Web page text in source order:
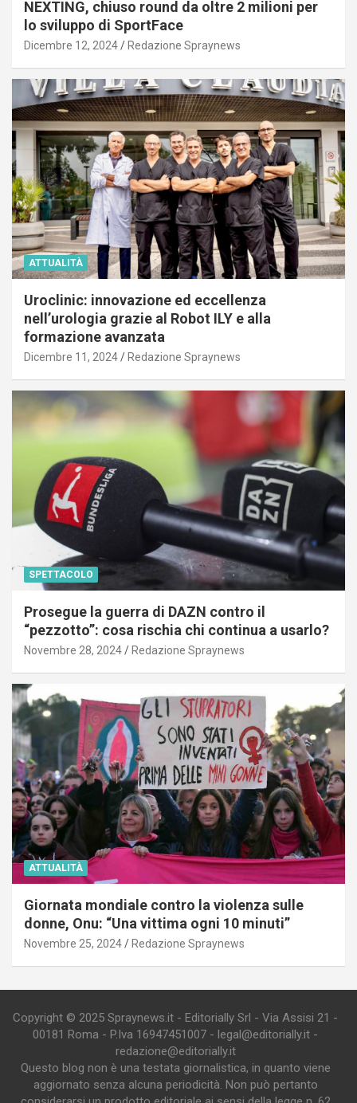
NEXTING, chiuso round da oltre 2 milioni per
lo sviluppo di SportFace
Dicembre 12, 2024 Redazione Spraynews
ATTUALITÀ
Uroclinic: innovazione ed eccellenza
nell’urologia grazie al Robot ILY e alla
formazione avanzata
Dicembre 11, 2024 Redazione Spraynews
SPETTACOLO
Prosegue la guerra di DAZN contro il
“pezzotto”: cosa rischia chi continua a usarlo?
Novembre 28, 2024 Redazione Spraynews
ATTUALITÀ
Giornata mondiale contro la violenza sulle
donne, Onu: “Una vittima ogni 10 minuti”
Novembre 25, 2024 Redazione Spraynews
Copyright © 2025 Spraynews.it - Editorially Srl - Via Assisi 21 -
00181 Roma - P.Iva 16947451007 - legal@editorially.it -
redazione@editorially.it
Questo blog non è una testata giornalistica, in quanto viene
aggiornato senza alcuna periodicità. Non può pertanto